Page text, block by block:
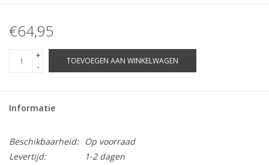
€64,95
+
-
TOEVOEGEN AAN WINKELWAGEN
Informatie
Beschikbaarheid:
Op voorraad
Levertijd:
1-2 dagen